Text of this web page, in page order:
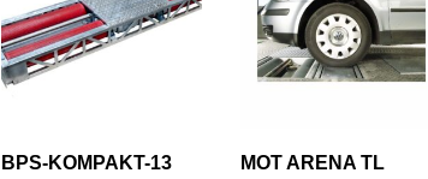
high
BPS-KOMPAKT-13
MOT ARENA TL